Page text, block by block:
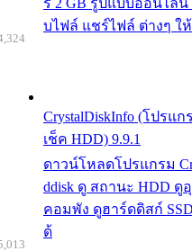
รี 2 GB รูปแบบออนไลน์
บไฟล์ แชร์ไฟล์ ต่างๆ ใ
CrystalDiskInfo (โปรแก
เช็ค HDD) 9.9.1
ดาวน์โหลดโปรแกรม
ddisk ดู สถานะ HDD
คอมพัง ดูฮาร์ดดิสก์ SSD
ด้